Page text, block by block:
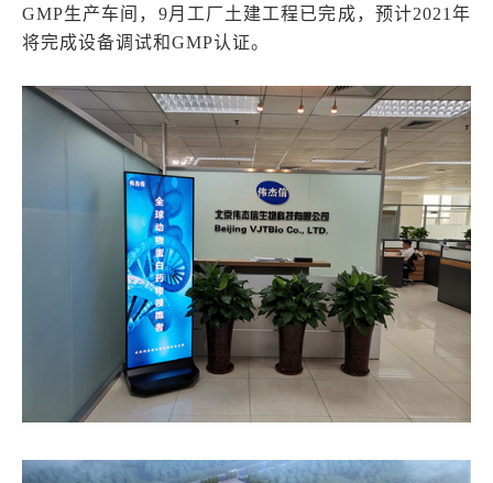
GMP生产车间，9月工厂土建工程已完成，预计2021年
将完成设备调试和GMP认证。